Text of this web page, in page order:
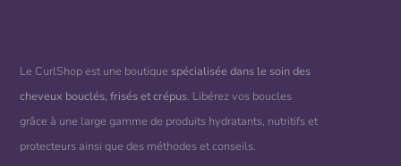
Le CurlShop est une boutique spécialisée dans le soin des
cheveux bouclés, frisés et crépus. Libérez vos boucles
grâce à une large gamme de produits hydratants, nutritifs et
protecteurs ainsi que des méthodes et conseils.